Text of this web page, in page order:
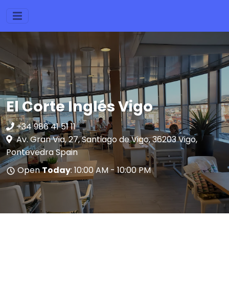
El Corte Inglés Vigo
+34 986 41 51 11
Av. Gran Via, 27, Santiago de Vigo, 36203 Vigo,
Pontevedra Spain
OpenToday: 10:00 AM - 10:00 PM